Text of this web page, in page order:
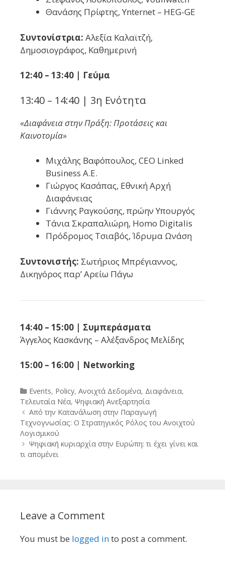
Θανάσης Πρίφτης, Ynternet – HEG-GE
Συντονίστρια: Αλεξία Καλαϊτζή,
Δημοσιογράφος, Καθημερινή
12:40 – 13:40 | Γεύμα
13:40 – 14:40 | 3η Ενότητα
«Διαφάνεια στην Πράξη: Προτάσεις και
Καινοτομία»
Μιχάλης Βαφόπουλος, CEO Linked
Business A.E.
Γιώργος Κασάπας, Εθνική Αρχή
Διαφάνειας
Γιάννης Ραγκούσης, πρώην Υπουργός
Τάνια Σκραπαλιώρη, Homo Digitalis
Πρόδρομος Τσιαβός, Ίδρυμα Ωνάση
Συντονιστής: Σωτήριος Μπρέγιαννος,
Δικηγόρος παρ’ Αρείω Πάγω
14:40 – 15:00 | Συμπεράσματα
Άγγελος Κασκάνης – Αλέξανδρος Μελίδης
15:00 – 16:00 | Networking
Categories
Events, Policy, Ανοιχτά Δεδομένα, Διαφάνεια,
Τελευταία Νέα, Ψηφιακή Ανεξαρτησία
Post
navigation
Από την Κατανάλωση στην Παραγωγή
Τεχνογνωσίας: Ο Στρατηγικός Ρόλος του Ανοιχτού
Λογισμικού
Ψηφιακή κυριαρχία στην Ευρώπη: τι έχει γίνει και
τι απομένει
Leave a Comment
You must be logged into post a comment.